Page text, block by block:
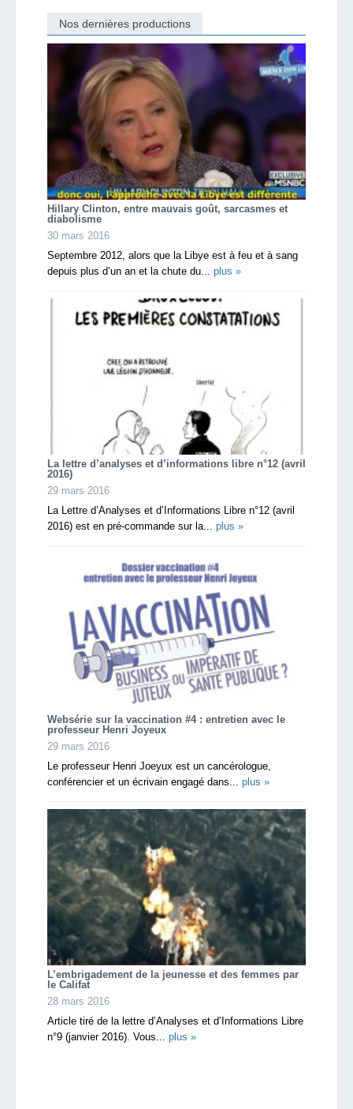
Nos dernières productions
Hillary Clinton, entre mauvais goût, sarcasmes et
diabolisme
30 mars 2016
Septembre 2012, alors que la Libye est à feu et à sang
depuis plus d’un an et la chute du... plus »
La lettre d’analyses et d’informations libre n°12 (avril
2016)
29 mars 2016
La Lettre d’Analyses et d’Informations Libre n°12 (avril
2016) est en pré-commande sur la... plus »
Websérie sur la vaccination #4 : entretien avec le
professeur Henri Joyeux
29 mars 2016
Le professeur Henri Joeyux est un cancérologue,
conférencier et un écrivain engagé dans... plus »
L’embrigadement de la jeunesse et des femmes par
le Califat
28 mars 2016
Article tiré de la lettre d’Analyses et d’Informations Libre
n°9 (janvier 2016). Vous... plus »